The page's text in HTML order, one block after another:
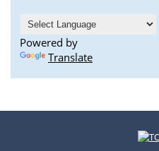
Powered by
Translate